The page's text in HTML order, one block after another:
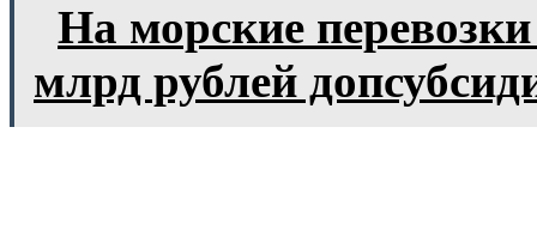
На морские
млрд рублей